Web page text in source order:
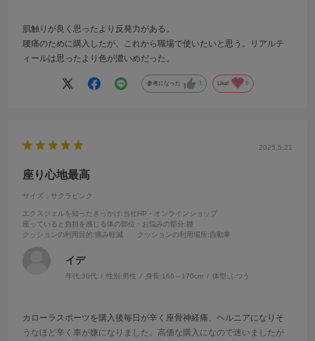
肌触りが良く思ったより反発力がある。
腰痛のために購入したが、これから職場で使いたいと思う。リアルテ
ィールは思ったより色が濃いめだった。
参考になった 1 Like! 0
2025.5.21
座り心地最高
サイズ：サクラピンク
エクスジェルを知ったきっかけ :当社HP・オンラインショップ
座っていると負担を感じる体の部位・お悩みの部分:腰
クッションの利用目的:痛み軽減 クッションの利用場所:自動車
イデ
年代:30代 性別:男性 身長:166～170cm 体型:ふつう
カローラスポーツを購入後毎日が辛く座骨神経痛、ヘルニアになりそ
うなほど辛く車が嫌になりました。高価な購入になので迷いましたが